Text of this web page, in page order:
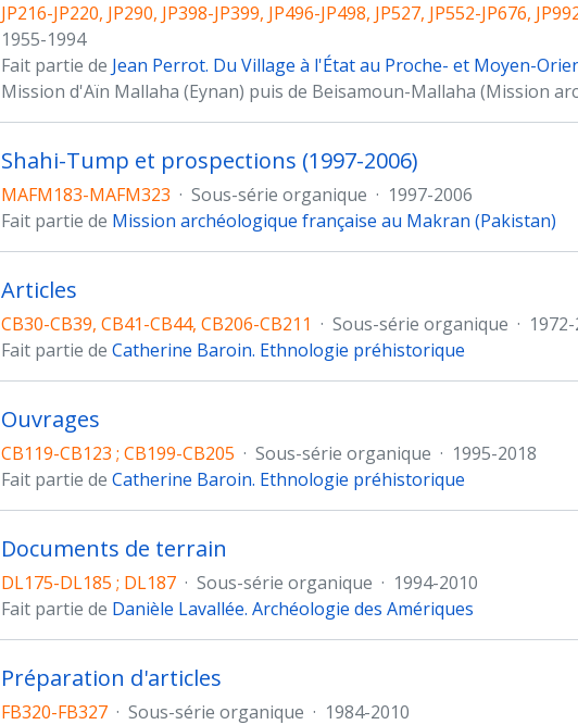
JP216-JP220, JP290, JP398-JP399, JP496-JP498, JP527, JP552-JP676,
1955-1994
Fait partie de Jean Perrot. Du Village à l'État au Proche- et Moyen-
Mission d'Aïn Mallaha (Eynan) puis de Beisamoun-Mallaha (Mission
Shahi-Tump et prospections (1997-2006)
MAFM183-MAFM323 · Sous-série organique · 1997-2006
Fait partie de Mission archéologique française au Makran (Pakistan)
Articles
CB30-CB39, CB41-CB44, CB206-CB211 · Sous-série organique ·
Fait partie de Catherine Baroin. Ethnologie préhistorique
Ouvrages
CB119-CB123 ; CB199-CB205 · Sous-série organique · 1995-2018
Fait partie de Catherine Baroin. Ethnologie préhistorique
Documents de terrain
DL175-DL185 ; DL187 · Sous-série organique · 1994-2010
Fait partie de Danièle Lavallée. Archéologie des Amériques
Préparation d'articles
FB320-FB327 · Sous-série organique · 1984-2010